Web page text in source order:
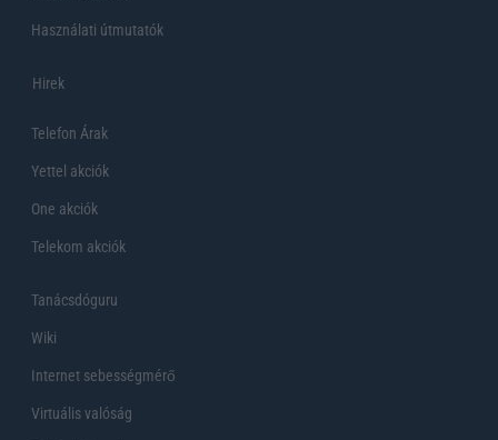
Használati útmutatók
Hirek
Telefon Árak
Yettel akciók
One akciók
Telekom akciók
Tanácsdóguru
Wiki
Internet sebességmérő
Virtuális valóság